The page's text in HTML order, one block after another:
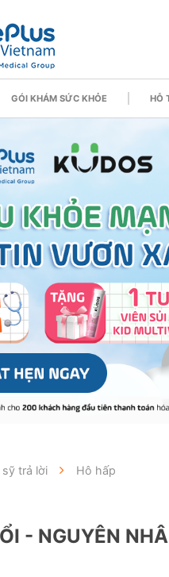
GÓI KHÁM SỨC KHỎE HỖ
sỹ trả lời Hô hấp
- NGUYÊN